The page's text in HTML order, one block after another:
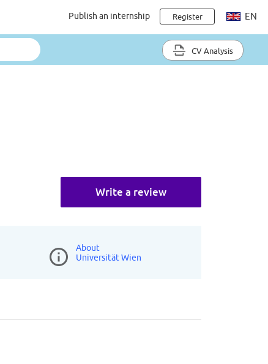
Publish an internship Register EN
CV Analysis
Write a review
About
Universität Wien